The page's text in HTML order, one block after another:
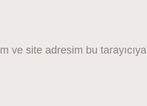
ve site adresim bu tarayıcıya